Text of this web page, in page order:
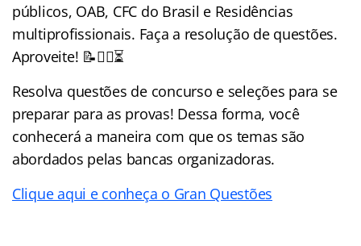
públicos, OAB, CFC do Brasil e Residências
multiprofissionais. Faça a resolução de questões.
Aproveite! 📝🏃‍♀️⏳
Resolva questões de concurso e seleções para se
preparar para as provas! Dessa forma, você
conhecerá a maneira com que os temas são
abordados pelas bancas organizadoras.
Clique aqui e conheça o Gran Questões